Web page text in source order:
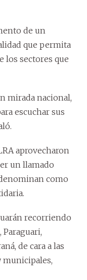
de un
que permita
los sectores que
mirada nacional,
escuchar sus
aprovecharon
un llamado
como
recorriendo
de cara a las
municipales,